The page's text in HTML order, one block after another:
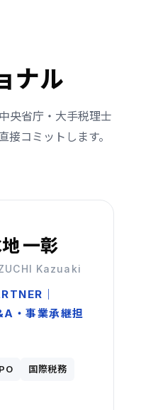
ナル
央省庁・大手税理士
コミットします。
一彰
Kazuaki
｜
・事業承継担
国際税務